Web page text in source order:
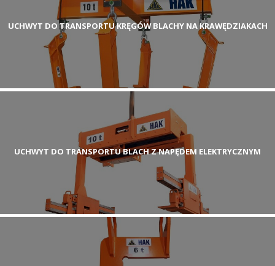
UCHWYT DO TRANSPORTU KRĘGÓW BLACHY NA KRAWĘDZIAKACH
UCHWYT DO TRANSPORTU BLACH Z NAPĘDEM ELEKTRYCZNYM